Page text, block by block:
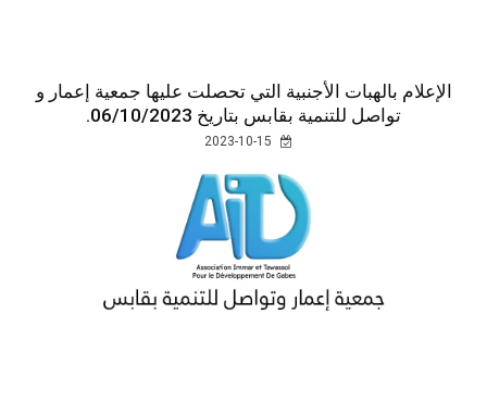
الإعلام بالهبات الأجنبية التي تحصلت عليها جمعية إعمار و
تواصل للتنمية بقابس بتاريخ 06/10/2023.